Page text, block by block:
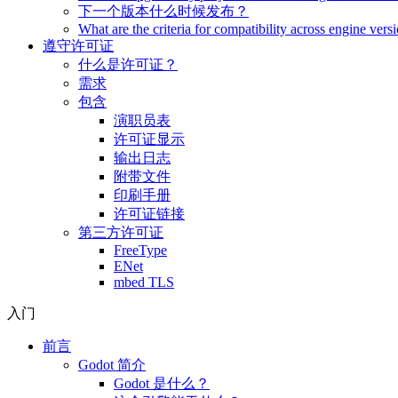
下一个版本什么时候发布？
What are the criteria for compatibility across engine
遵守许可证
什么是许可证？
需求
包含
演职员表
许可证显示
输出日志
附带文件
印刷手册
许可证链接
第三方许可证
FreeType
ENet
mbed TLS
入门
前言
Godot 简介
Godot 是什么？